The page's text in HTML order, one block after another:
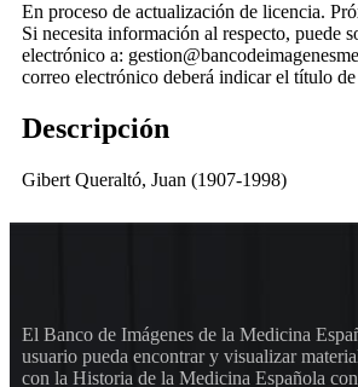
En proceso de actualización de licencia.
Si necesita información al respecto, puede
electrónico a:
correo electrónico deberá indicar el título
Descripción
Gibert Queraltó, Juan (1907-1998)
El Banco de Imágenes de la Medicina
usuario pueda encontrar y visualizar
con la Historia de la Medicina Española